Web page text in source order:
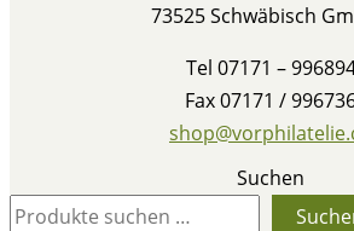
73525 Schwäbisch
Tel 07171 –
Fax 07171 /
Suchen